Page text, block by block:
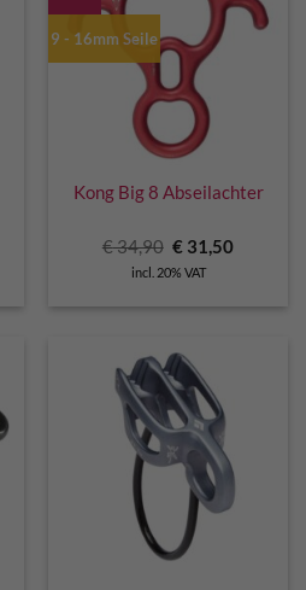
9 - 16mm Seile
Kong Big 8 Abseilachter
€34,90 Original
price
was:
€ 31,50Current
incl. 20% VAT